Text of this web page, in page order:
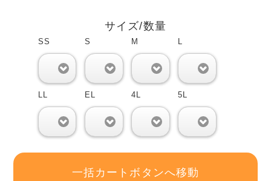
サイズ/数量
SS S M
EL 4L 5L
一括カートボタンへ移動